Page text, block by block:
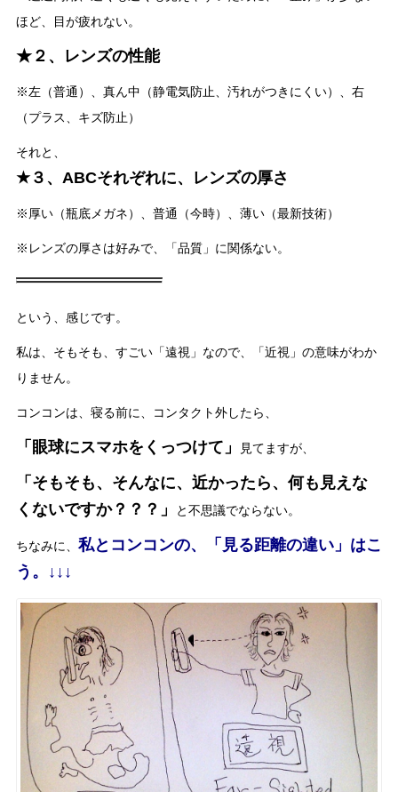
ほど、目が疲れない。
★２、レンズの性能
※左（普通）、真ん中（静電気防止、汚れがつきにくい）、右
（プラス、キズ防止）
それと、
★３、ABCそれぞれに、レンズの厚さ
※厚い（瓶底メガネ）、普通（今時）、薄い（最新技術）
※レンズの厚さは好みで、「品質」に関係ない。
という、感じです。
私は、そもそも、すごい「遠視」なので、「近視」の意味がわか
りません。
コンコンは、寝る前に、コンタクト外したら、
「眼球にスマホをくっつけて」 見てますが、
「そもそも、そんなに、近かったら、何も見えな
くないですか？？？」
と不思議でならない。
ちなみに、 私とコンコンの、「見る距離の違い」はこ
う。↓↓↓